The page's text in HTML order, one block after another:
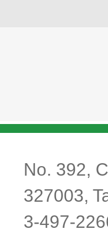
No. 392,
327003,
3-497-